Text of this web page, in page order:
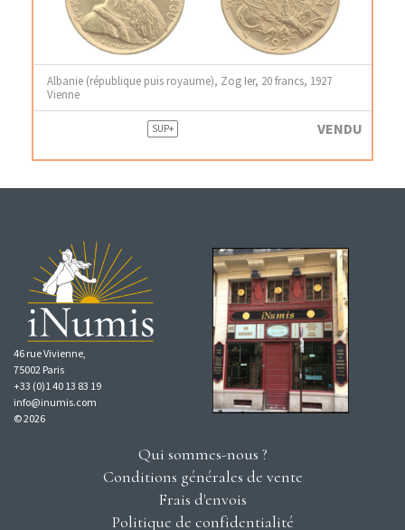
Albanie (république puis royaume), Zog Ier, 20 francs, 1927
Vienne
SUP+ VENDU
46 rue Vivienne,
75002 Paris
+33 (0)1 40 13 83 19
info@inumis.com
© 2026
Qui sommes-nous ?
Conditions générales de vente
Frais d'envois
Politique de confidentialité